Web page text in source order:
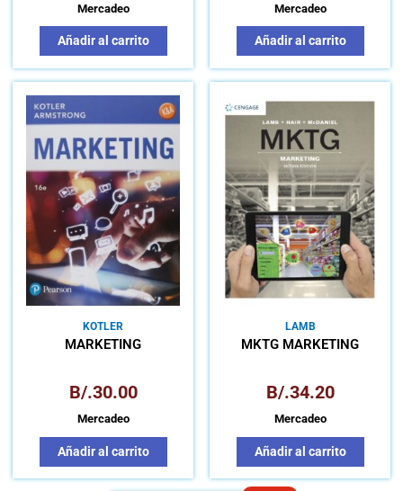
Mercadeo
Añadir al carrito
Mercadeo
Añadir al carrito
KOTLER
MARKETING
B/.30.00
Mercadeo
Añadir al carrito
LAMB
MKTG MARKETING
B/.34.20
Mercadeo
Añadir al carrito